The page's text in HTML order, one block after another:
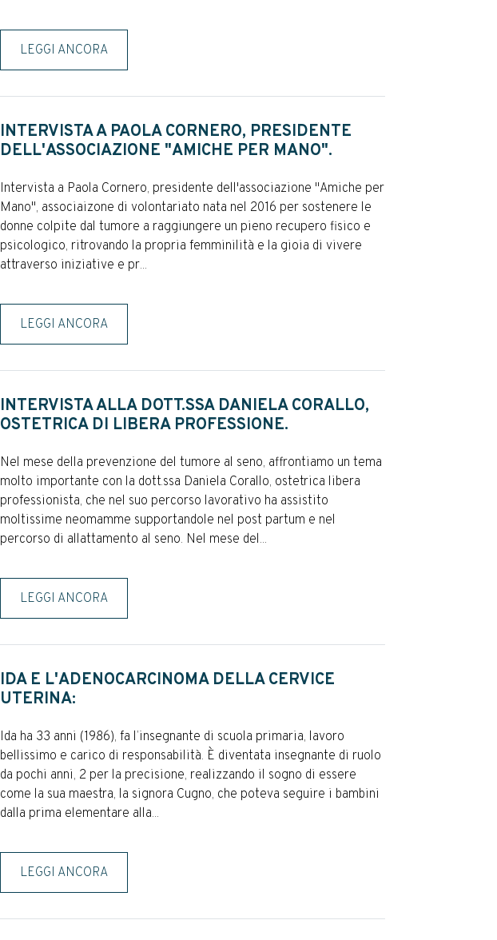
LEGGI ANCORA
INTERVISTA A PAOLA CORNERO, PRESIDENTE
DELL'ASSOCIAZIONE "AMICHE PER MANO".
Intervista a Paola Cornero, presidente dell'associazione "Amiche per
Mano", associaizone di volontariato nata nel 2016 per sostenere le
donne colpite dal tumore a raggiungere un pieno recupero fisico e
psicologico, ritrovando la propria femminilità e la gioia di vivere
attraverso iniziative e pr...
LEGGI ANCORA
INTERVISTA ALLA DOTT.SSA DANIELA CORALLO,
OSTETRICA DI LIBERA PROFESSIONE.
Nel mese della prevenzione del tumore al seno, affrontiamo un tema
molto importante con la dott.ssa Daniela Corallo, ostetrica libera
professionista, che nel suo percorso lavorativo ha assistito
moltissime neomamme supportandole nel post partum e nel
percorso di allattamento al seno. Nel mese del...
LEGGI ANCORA
IDA E L'ADENOCARCINOMA DELLA CERVICE
UTERINA:
Ida ha 33 anni (1986), fa l’insegnante di scuola primaria, lavoro
bellissimo e carico di responsabilità. È diventata insegnante di ruolo
da pochi anni, 2 per la precisione, realizzando il sogno di essere
come la sua maestra, la signora Cugno, che poteva seguire i bambini
dalla prima elementare alla...
LEGGI ANCORA